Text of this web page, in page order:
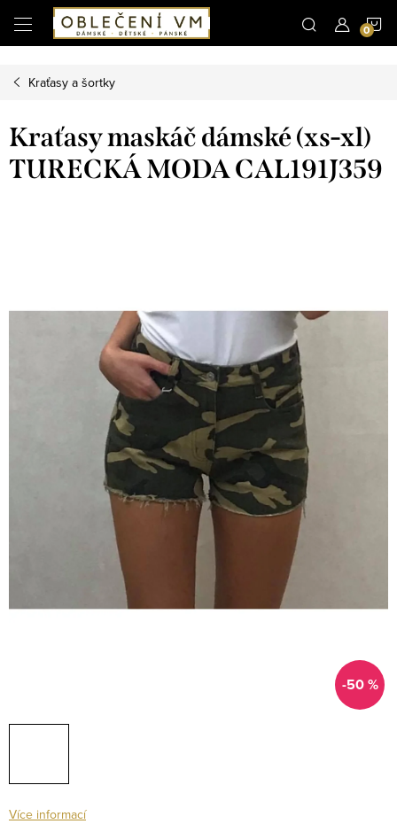
Microsoft Clarity
Přejít
na
Kraťasy a šortky
Kraťasy maskáč dámské (xs-xl)
TURECKÁ MODA CAL191J359
-50 %
Více informací